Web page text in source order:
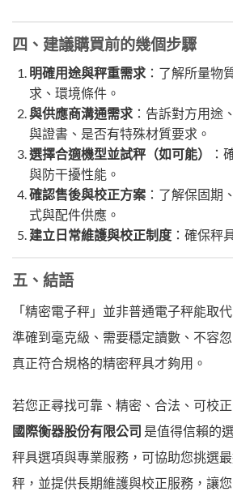
四、建議購買前的幾個步驟
明確用途與秤重需求：了解所量物
求、環境條件。
與供應商溝通需求：告訴對方用途
與證書、是否有特殊材質要求。
選擇合適機型並試秤（如可能）
：
與防干擾性能。
確認售後與校正方案：了解保固期
式與配件供應。
建立日常維護與校正制度：確保秤
五、結語
「精密電子秤」並非普通電子秤能取
準確到毫克級、需要穩定讀數、不容
真正符合規格的精密秤具才夠用。
若您正尋找可靠、精密、合法、可校
國際衡器股份有限公司 是值得信賴的
秤具選項與專業服務，可協助您挑選
秤，並提供長期維護與校正服務，讓